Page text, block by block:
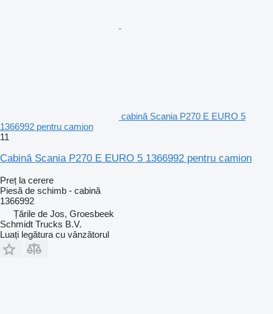
cabină Scania P270 E EURO 5
1366992 pentru camion
11
Cabină Scania P270 E EURO 5 1366992 pentru camion
Preț la cerere
Piesă de schimb - cabină
1366992
Țările de Jos, Groesbeek
Schmidt Trucks B.V.
Luați legătura cu vânzătorul